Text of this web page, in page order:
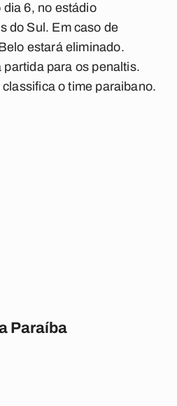
6, no estádio
do Sul. Em caso de
estará eliminado.
partida para os penaltis.
o time paraibano.
Paraíba